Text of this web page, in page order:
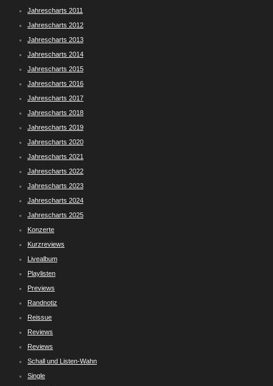
Jahrescharts 2011
Jahrescharts 2012
Jahrescharts 2013
Jahrescharts 2014
Jahrescharts 2015
Jahrescharts 2016
Jahrescharts 2017
Jahrescharts 2018
Jahrescharts 2019
Jahrescharts 2020
Jahrescharts 2021
Jahrescharts 2022
Jahrescharts 2023
Jahrescharts 2024
Jahrescharts 2025
Konzerte
Kurzreviews
Livealbum
Playlisten
Previews
Randnotiz
Reissue
Reviews
Reviews
Schall und Listen-Wahn
Single